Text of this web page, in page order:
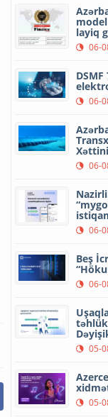
layiq
06-
06-
06-
06-
Beş
06-
05-
05-